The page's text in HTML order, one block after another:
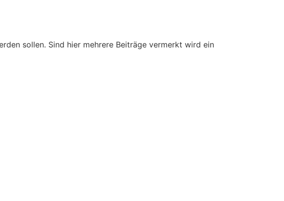
sollen. Sind hier mehrere Beiträge vermerkt wird ein